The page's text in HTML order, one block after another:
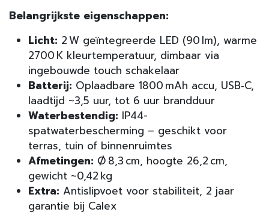
Belangrijkste eigenschappen:
Licht: 2 W geïntegreerde LED (90 lm), warme
2700 K kleurtemperatuur, dimbaar via
ingebouwde touch schakelaar
Batterij: Oplaadbare 1800 mAh accu, USB‑C,
laadtijd ~3,5 uur, tot 6 uur brandduur
Waterbestendig: IP44-
spatwaterbescherming – geschikt voor
terras, tuin of binnenruimtes
Afmetingen: Ø 8,3 cm, hoogte 26,2 cm,
gewicht ~0,42 kg
Extra: Antislipvoet voor stabiliteit, 2 jaar
garantie bij Calex